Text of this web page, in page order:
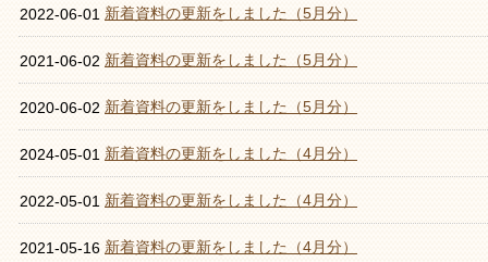
2022-06-01 新着資料の更新をしました（5月分）
2021-06-02 新着資料の更新をしました（5月分）
2020-06-02 新着資料の更新をしました（5月分）
2024-05-01 新着資料の更新をしました（4月分）
2022-05-01 新着資料の更新をしました（4月分）
2021-05-16 新着資料の更新をしました（4月分）